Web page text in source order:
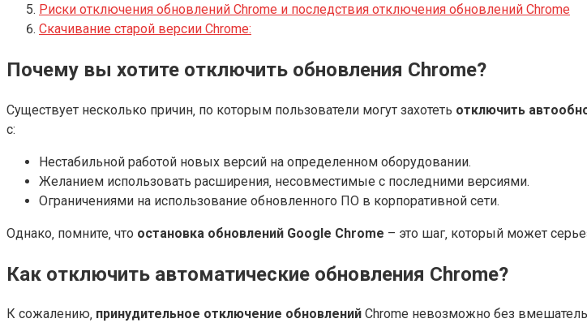
Риски отключения обновлений Chrome и последствия отключения обновлений Chrome
Скачивание старой версии Chrome:
Почему вы хотите отключить обновления Chrome?
Существует несколько причин‚ по которым пользователи могут захотеть отключить
с:
Нестабильной работой новых версий на определенном оборудовании.
Желанием использовать расширения‚ несовместимые с последними версиями.
Ограничениями на использование обновленного ПО в корпоративной сети.
Однако‚ помните‚ что остановка обновлений Google Chrome – это шаг‚ который может
Как отключить автоматические обновления Chrome?
К сожалению‚ принудительное отключение обновлений Chrome невозможно без